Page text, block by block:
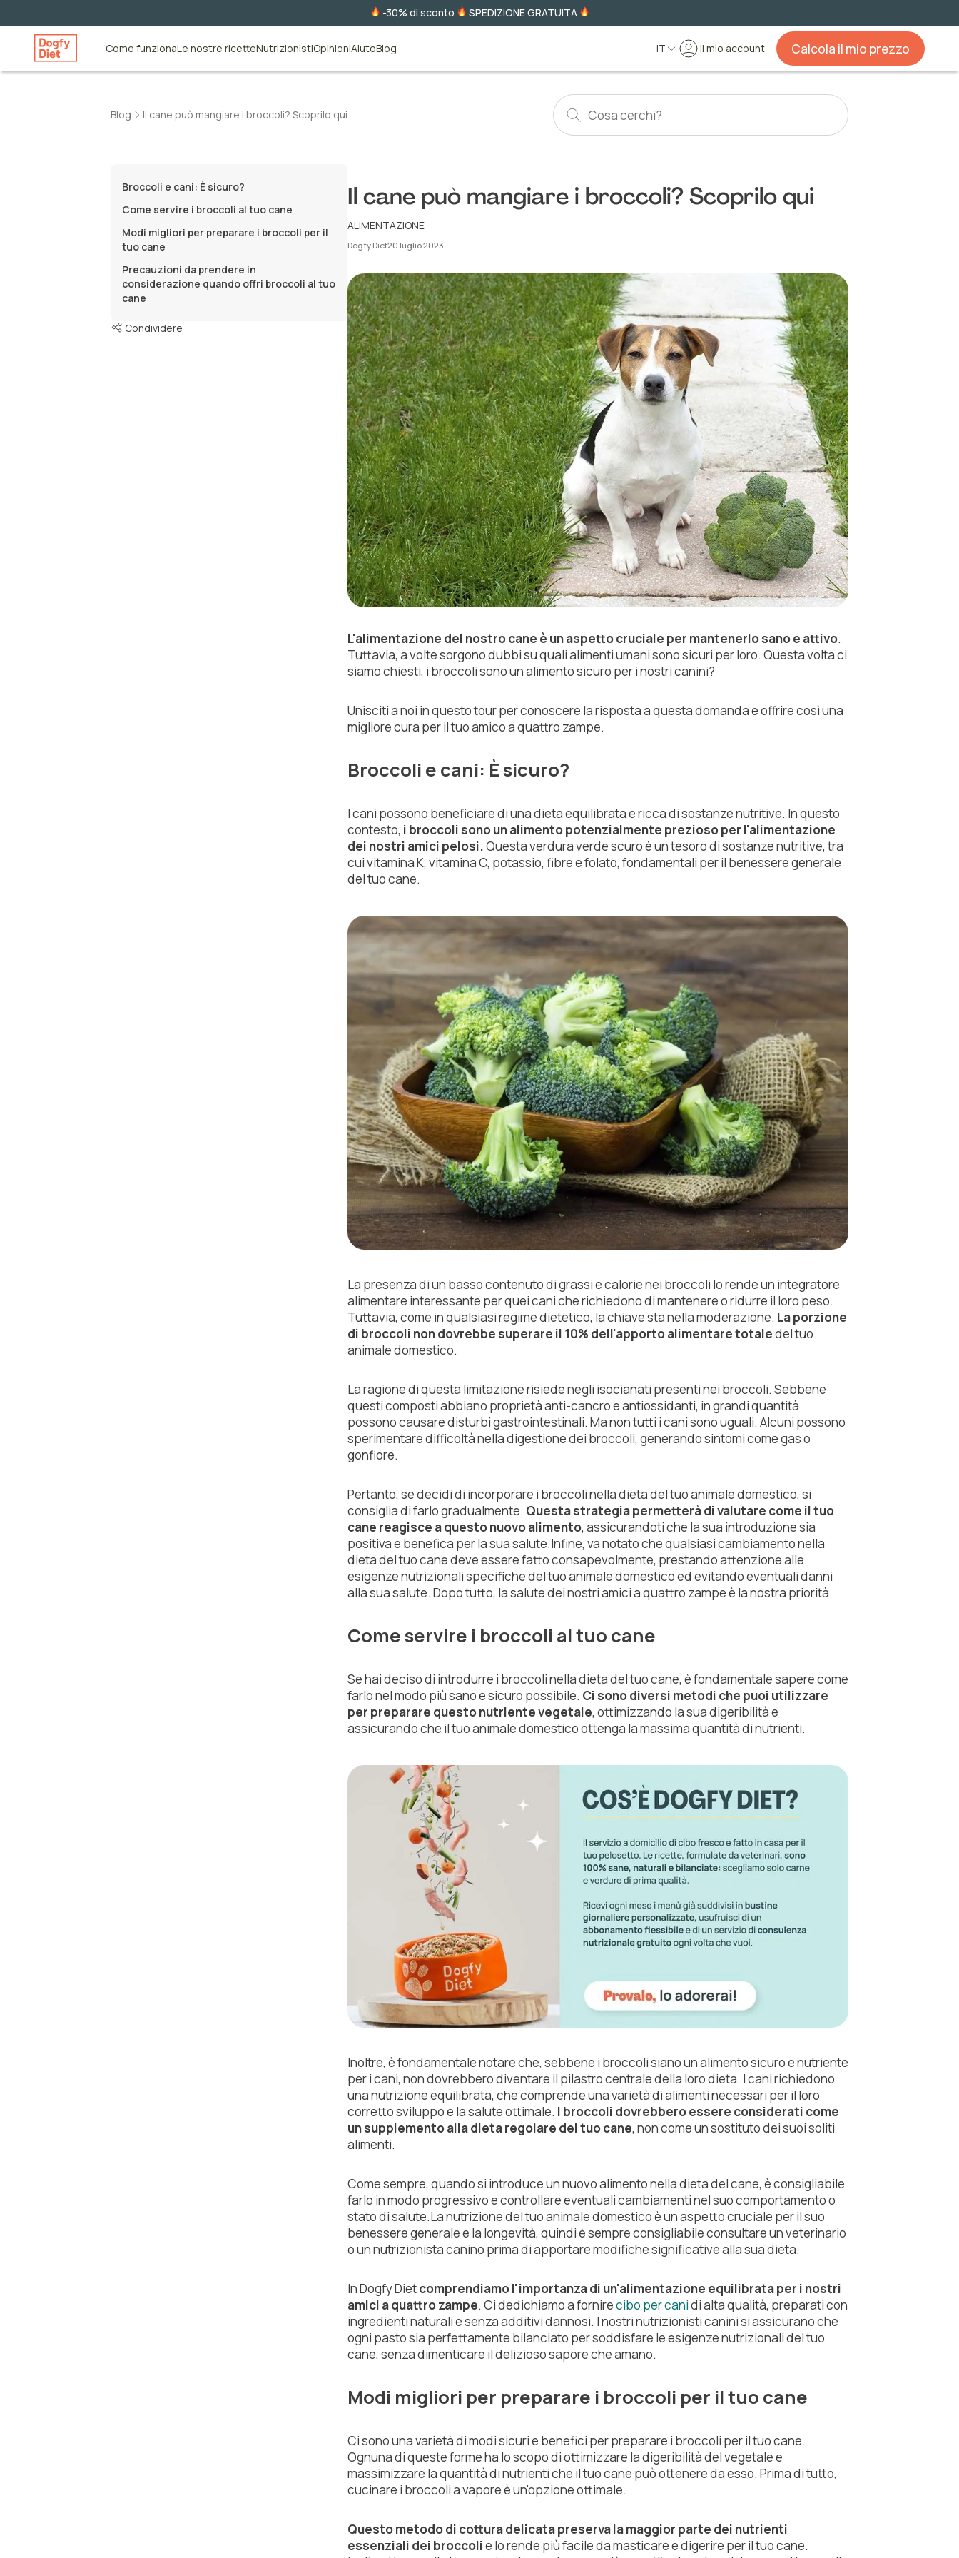
-30% di sconto SPEDIZIONE GRATUITA
Come funzionaLe nostre ricetteNutrizionistiOpinioniAiutoBlog Il mio account
IT Calcola il mio prezzo
Blog Il cane può mangiare i broccoli? Scoprilo qui
Broccoli e cani: È sicuro?
Come servire i broccoli al tuo cane
Modi migliori per preparare i broccoli per il
tuo cane
Precauzioni da prendere in
considerazione quando offri broccoli al tuo
cane
Condividere
Il cane può mangiare i broccoli? Scoprilo qui
ALIMENTAZIONE
Dogfy Diet20 luglio 2023
L'alimentazione del nostro cane è un aspetto cruciale per mantenerlo sano e attivo.
Tuttavia, a volte sorgono dubbi su quali alimenti umani sono sicuri per loro. Questa volta ci
siamo chiesti, i broccoli sono un alimento sicuro per i nostri canini?
Unisciti a noi in questo tour per conoscere la risposta a questa domanda e offrire così una
migliore cura per il tuo amico a quattro zampe.
Broccoli e cani: È sicuro?
I cani possono beneficiare di una dieta equilibrata e ricca di sostanze nutritive. In questo
contesto, i broccoli sono un alimento potenzialmente prezioso per l'alimentazione
dei nostri amici pelosi.Questa verdura verde scuro è un tesoro di sostanze nutritive, tra
cui vitamina K, vitamina C, potassio, fibre e folato, fondamentali per il benessere generale
del tuo cane.
La presenza di un basso contenuto di grassi e calorie nei broccoli lo rende un integratore
alimentare interessante per quei cani che richiedono di mantenere o ridurre il loro peso.
Tuttavia, come in qualsiasi regime dietetico, la chiave sta nella moderazione. La porzione
di broccoli non dovrebbe superare il 10% dell'apporto alimentare totaledel tuo
animale domestico.
La ragione di questa limitazione risiede negli isocianati presenti nei broccoli. Sebbene
questi composti abbiano proprietà anti-cancro e antiossidanti, in grandi quantità
possono causare disturbi gastrointestinali. Ma non tutti i cani sono uguali. Alcuni possono
sperimentare difficoltà nella digestione dei broccoli, generando sintomi come gas o
gonfiore.
Pertanto, se decidi di incorporare i broccoli nella dieta del tuo animale domestico, si
consiglia di farlo gradualmente. Questa strategia permetterà di valutare come il tuo
cane reagisce a questo nuovo alimento, assicurandoti che la sua introduzione sia
positiva e benefica per la sua salute.Infine, va notato che qualsiasi cambiamento nella
dieta del tuo cane deve essere fatto consapevolmente, prestando attenzione alle
esigenze nutrizionali specifiche del tuo animale domestico ed evitando eventuali danni
alla sua salute. Dopo tutto, la salute dei nostri amici a quattro zampe è la nostra priorità.
Come servire i broccoli al tuo cane
Se hai deciso di introdurre i broccoli nella dieta del tuo cane, è fondamentale sapere come
farlo nel modo più sano e sicuro possibile. Ci sono diversi metodi che puoi utilizzare
per preparare questo nutriente vegetale, ottimizzando la sua digeribilità e
assicurando che il tuo animale domestico ottenga la massima quantità di nutrienti.
Inoltre, è fondamentale notare che, sebbene i broccoli siano un alimento sicuro e nutriente
per i cani, non dovrebbero diventare il pilastro centrale della loro dieta. I cani richiedono
una nutrizione equilibrata, che comprende una varietà di alimenti necessari per il loro
corretto sviluppo e la salute ottimale. I broccoli dovrebbero essere considerati come
un supplemento alla dieta regolare del tuo cane, non come un sostituto dei suoi soliti
alimenti.
Come sempre, quando si introduce un nuovo alimento nella dieta del cane, è consigliabile
farlo in modo progressivo e controllare eventuali cambiamenti nel suo comportamento o
stato di salute.La nutrizione del tuo animale domestico è un aspetto cruciale per il suo
benessere generale e la longevità, quindi è sempre consigliabile consultare un veterinario
o un nutrizionista canino prima di apportare modifiche significative alla sua dieta.
In Dogfy Dietcomprendiamo l'importanza di un'alimentazione equilibrata per i nostri
amici a quattro zampe. Ci dedichiamo a fornirecibo per canidi alta qualità, preparati con
ingredienti naturali e senza additivi dannosi. I nostri nutrizionisti canini si assicurano che
ogni pasto sia perfettamente bilanciato per soddisfare le esigenze nutrizionali del tuo
cane, senza dimenticare il delizioso sapore che amano.
Modi migliori per preparare i broccoli per il tuo cane
Ci sono una varietà di modi sicuri e benefici per preparare i broccoli per il tuo cane.
Ognuna di queste forme ha lo scopo di ottimizzare la digeribilità del vegetale e
massimizzare la quantità di nutrienti che il tuo cane può ottenere da esso. Prima di tutto,
cucinare i broccoli a vapore è un'opzione ottimale.
Questo metodo di cottura delicata preserva la maggior parte dei nutrienti
essenziali dei broccolie lo rende più facile da masticare e digerire per il tuo cane.